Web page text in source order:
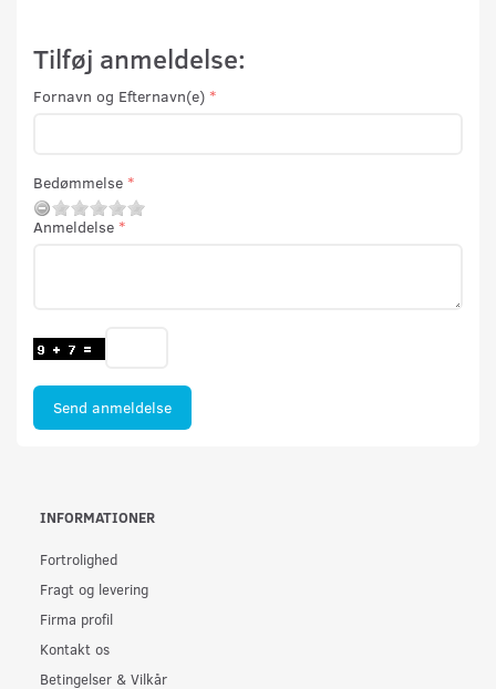
Tilføj anmeldelse:
Fornavn og Efternavn(e)
Bedømmelse
Anmeldelse
Send anmeldelse
INFORMATIONER
Fortrolighed
Fragt og levering
Firma profil
Kontakt os
Betingelser & Vilkår